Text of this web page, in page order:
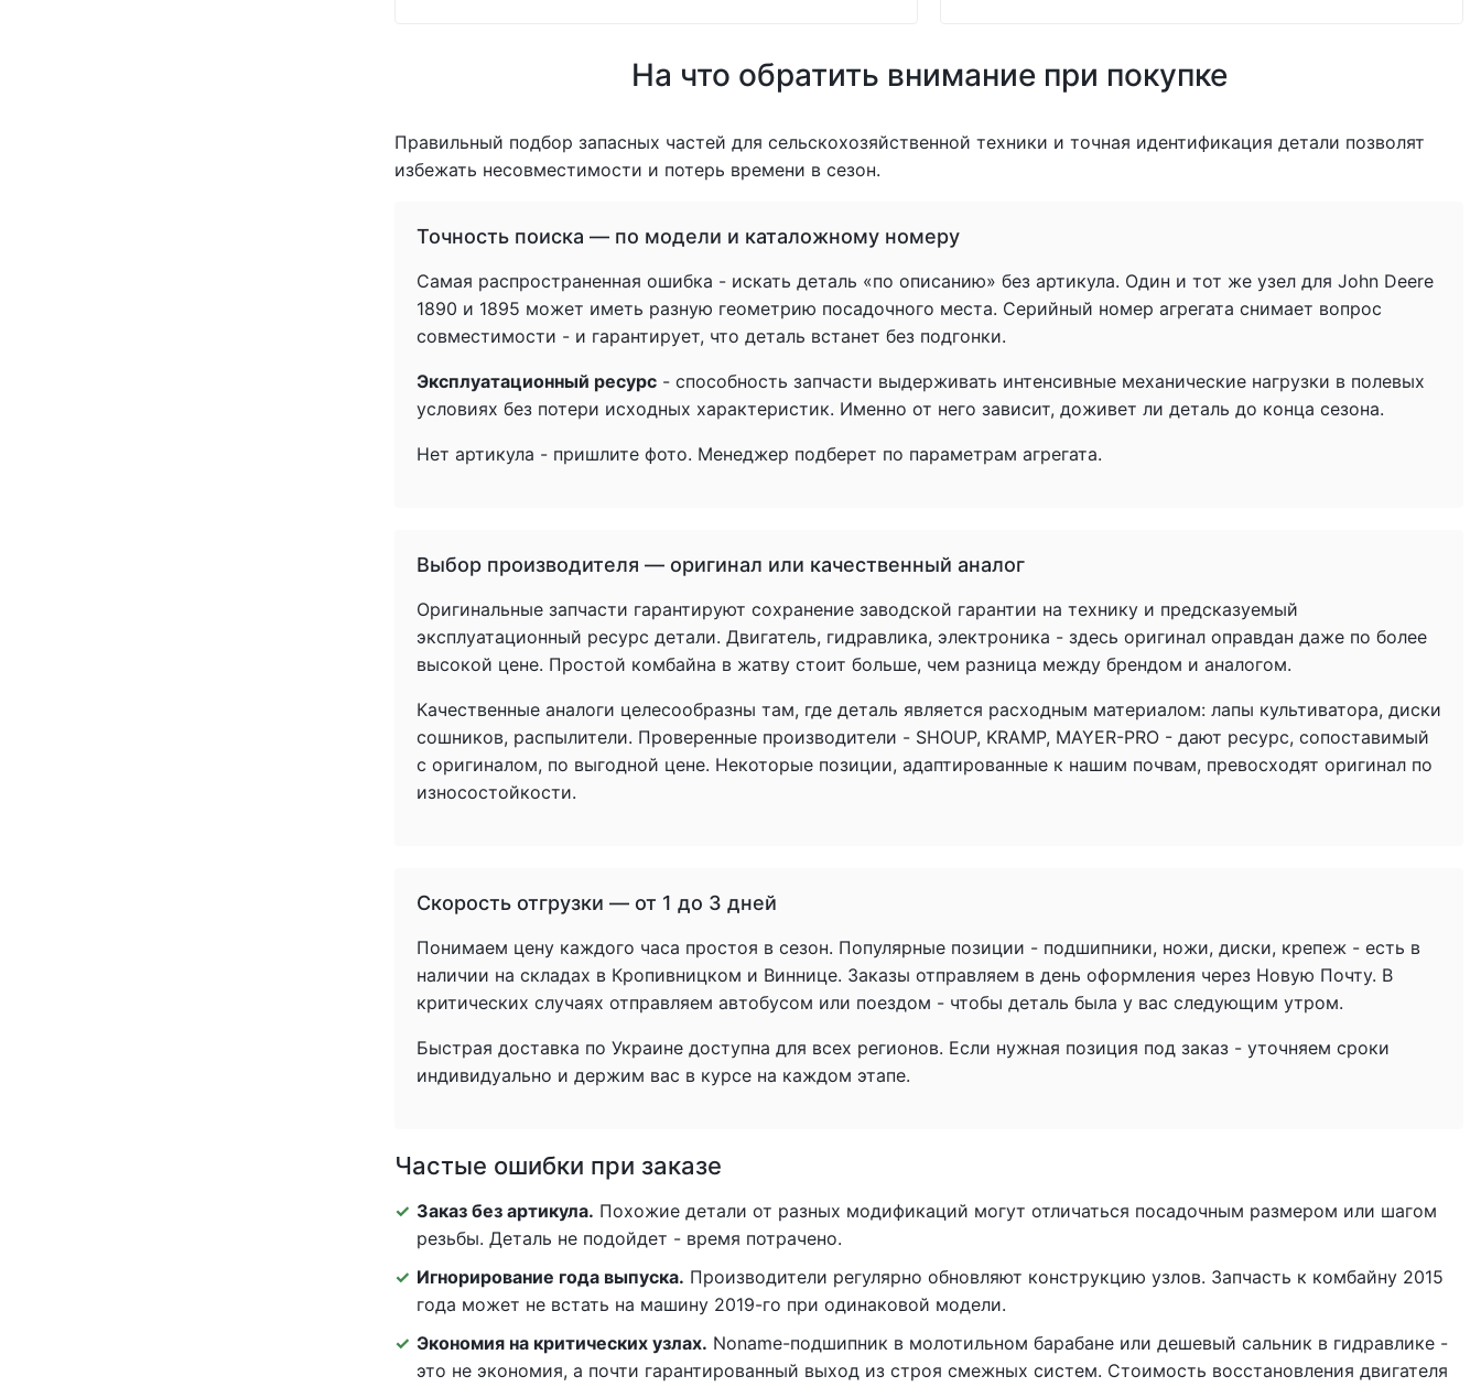
На что обратить внимание при покупке
Правильный подбор запасных частей для сельскохозяйственной техники и точная идентификация детали позволят
избежать несовместимости и потерь времени в сезон.
Точность поиска — по модели и каталожному номеру
Самая распространенная ошибка - искать деталь «по описанию» без артикула. Один и тот же узел для John Deere
1890 и 1895 может иметь разную геометрию посадочного места. Серийный номер агрегата снимает вопрос
совместимости - и гарантирует, что деталь встанет без подгонки.
Эксплуатационный ресурс - способность запчасти выдерживать интенсивные механические нагрузки в полевых
условиях без потери исходных характеристик. Именно от него зависит, доживет ли деталь до конца сезона.
Нет артикула - пришлите фото. Менеджер подберет по параметрам агрегата.
Выбор производителя — оригинал или качественный аналог
Оригинальные запчасти гарантируют сохранение заводской гарантии на технику и предсказуемый
эксплуатационный ресурс детали. Двигатель, гидравлика, электроника - здесь оригинал оправдан даже по более
высокой цене. Простой комбайна в жатву стоит больше, чем разница между брендом и аналогом.
Качественные аналоги целесообразны там, где деталь является расходным материалом: лапы культиватора, диски
сошников, распылители. Проверенные производители - SHOUP, KRAMP, MAYER-PRO - дают ресурс, сопоставимый
с оригиналом, по выгодной цене. Некоторые позиции, адаптированные к нашим почвам, превосходят оригинал по
износостойкости.
Скорость отгрузки — от 1 до 3 дней
Понимаем цену каждого часа простоя в сезон. Популярные позиции - подшипники, ножи, диски, крепеж - есть в
наличии на складах в Кропивницком и Виннице. Заказы отправляем в день оформления через Новую Почту. В
критических случаях отправляем автобусом или поездом - чтобы деталь была у вас следующим утром.
Быстрая доставка по Украине доступна для всех регионов. Если нужная позиция под заказ - уточняем сроки
индивидуально и держим вас в курсе на каждом этапе.
Частые ошибки при заказе
Заказ без артикула. Похожие детали от разных модификаций могут отличаться посадочным размером или шагом
резьбы. Деталь не подойдет - время потрачено.
Игнорирование года выпуска. Производители регулярно обновляют конструкцию узлов. Запчасть к комбайну 2015
года может не встать на машину 2019-го при одинаковой модели.
Экономия на критических узлах. Noname-подшипник в молотильном барабане или дешевый сальник в гидравлике -
это не экономия, а почти гарантированный выход из строя смежных систем. Стоимость восстановления двигателя